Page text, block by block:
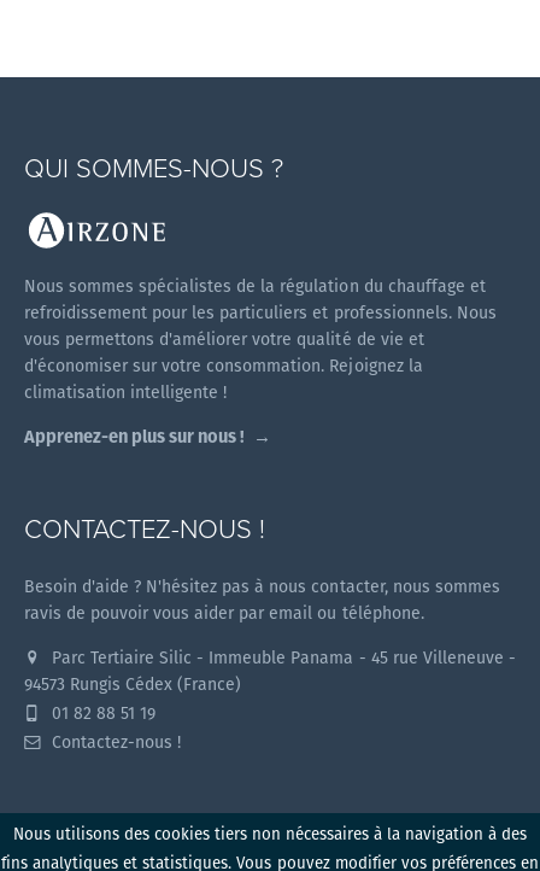
Nous utilisons des cookies tiers non nécessaires à la navigation à des
fins analytiques et statistiques. Vous pouvez modifier vos préférences en
QUI SOMMES-NOUS ?
Nous sommes spécialistes de la régulation du chauffage et
refroidissement pour les particuliers et professionnels. Nous
vous permettons d'améliorer votre qualité de vie et
d'économiser sur votre consommation. Rejoignez la
climatisation intelligente !
Apprenez-en plus sur nous !
CONTACTEZ-NOUS !
Besoin d'aide ? N'hésitez pas à nous contacter, nous sommes
ravis de pouvoir vous aider par email ou téléphone.
Parc Tertiaire Silic - Immeuble Panama - 45 rue Villeneuve -
94573 Rungis Cédex (France)
01 82 88 51 19
Contactez-nous !